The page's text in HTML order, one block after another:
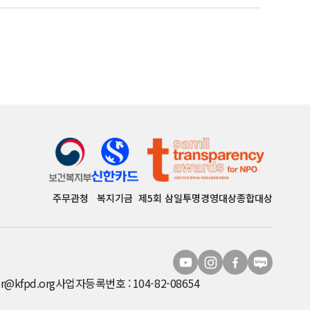
주무관청 복지기금 제5회 삼일투명경영대상종합대상
사업자등록번호 : 104-82-08654